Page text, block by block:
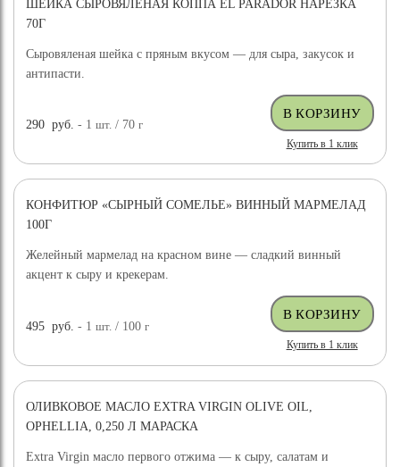
ШЕЙКА СЫРОВЯЛЕНАЯ КОППА EL PARADOR НАРЕЗКА
70Г
Сыровяленая шейка с пряным вкусом — для сыра, закусок и
антипасти.
290 руб. - 1шт. / 70г
Купить в 1 клик
КОНФИТЮР «СЫРНЫЙ СОМЕЛЬЕ» ВИННЫЙ МАРМЕЛАД
100Г
Желейный мармелад на красном вине — сладкий винный
акцент к сыру и крекерам.
495 руб. - 1шт. / 100г
Купить в 1 клик
ОЛИВКОВОЕ МАСЛО EXTRA VIRGIN OLIVE OIL,
OPHELLIA, 0,250 Л МАРАСКА
Extra Virgin масло первого отжима — к сыру, салатам и